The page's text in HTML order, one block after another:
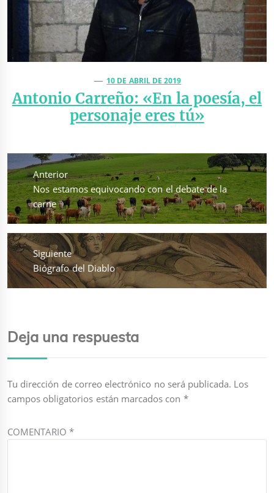
10 DE ABRIL DE 2019
Antonio Carreño: «En la poesía, el
personaje eres tú»
Navegación
de
entradas
Anterior
Entrada
anterior:
Nos estamos equivocando con el debate de la
carne
Siguiente
Entrada
siguiente:
Biógrafo del Diablo
Deja una respuesta
Tu dirección de correo electrónico no será publicada. Los
campos obligatorios están marcados con *
COMENTARIO*